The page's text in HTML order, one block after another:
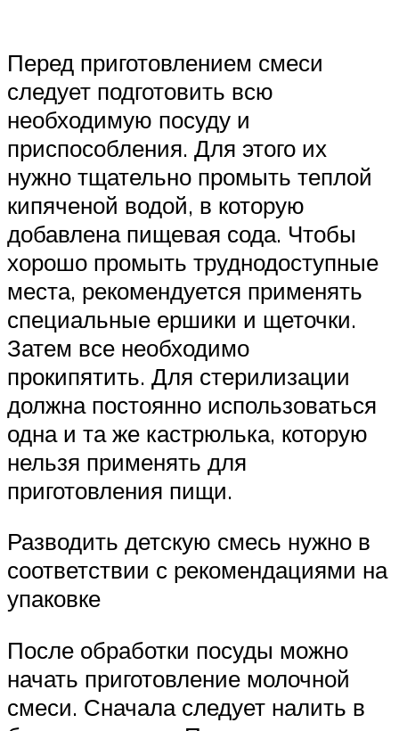
Перед приготовлением смеси
следует подготовить всю
необходимую посуду и
приспособления. Для этого их
нужно тщательно промыть теплой
кипяченой водой, в которую
добавлена пищевая сода. Чтобы
хорошо промыть труднодоступные
места, рекомендуется применять
специальные ершики и щеточки.
Затем все необходимо
прокипятить. Для стерилизации
должна постоянно использоваться
одна и та же кастрюлька, которую
нельзя применять для
приготовления пищи.
Разводить детскую смесь нужно в
соответствии с рекомендациями на
упаковке
После обработки посуды можно
начать приготовление молочной
смеси. Сначала следует налить в